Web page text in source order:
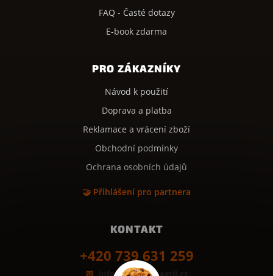
FAQ - Časté dotazy
E-book zdarma
PRO ZÁKAZNÍKY
Návod k použití
Doprava a platba
Reklamace a vrácení zboží
Obchodní podmínky
Ochrana osobních údajů
🤝 Přihlášení pro partnera
KONTAKT
+420 739 631 259
info@kamenynagril.cz